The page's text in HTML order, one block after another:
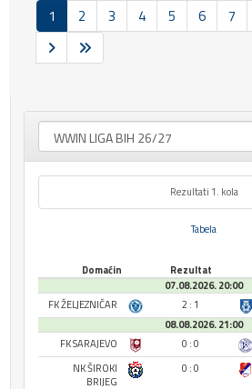
1 2 3 4 5 6 7
Rezultati 1. kola
Tabela
Domaćin Rezultat
07.08.2026. 20:00
FK ŽELJEZNIČAR
2 : 1
08.08.2026. 21:00
FK SARAJEVO
0 : 0
NK ŠIROKI
BRIJEG
0 : 0